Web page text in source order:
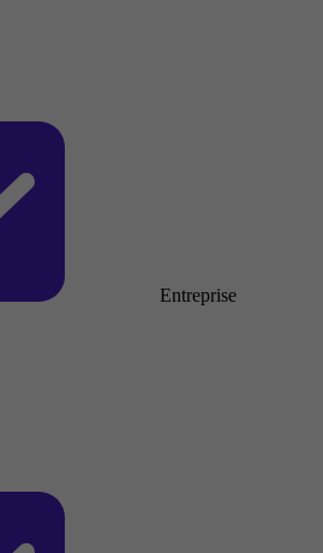
Entreprise